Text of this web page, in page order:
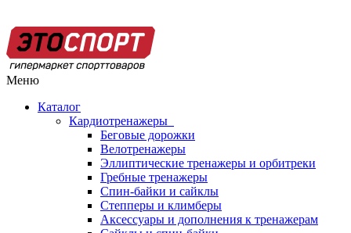
Меню
Каталог
Кардиотренажеры
Беговые дорожки
Велотренажеры
Эллиптические тренажеры и орбитреки
Гребные тренажеры
Спин-байки и сайклы
Степперы и климберы
Аксессуары и дополнения к тренажерам